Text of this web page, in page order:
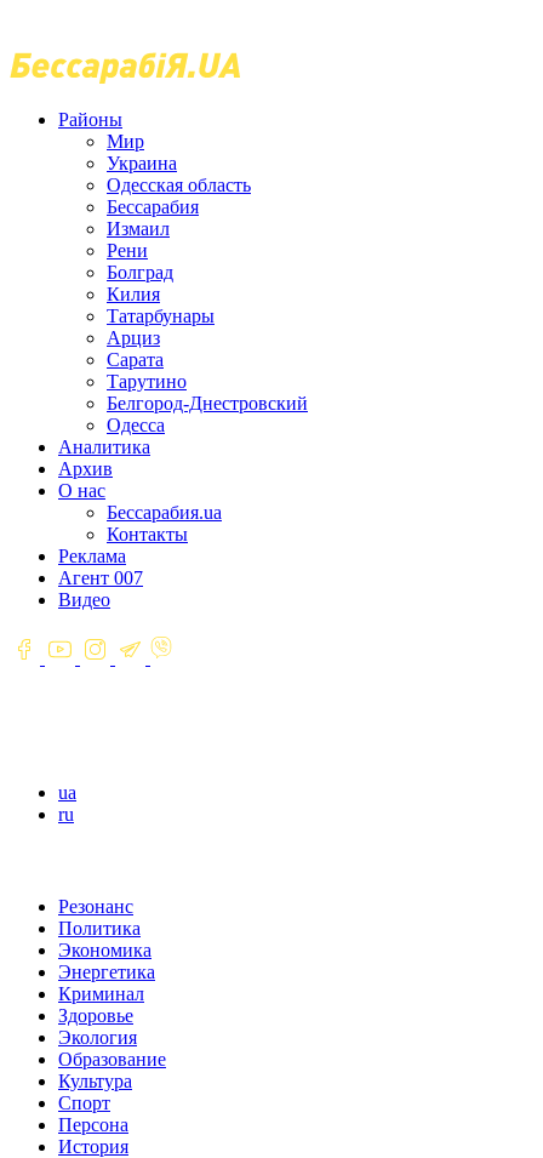
Районы
Мир
Украина
Одесская область
Бессарабия
Измаил
Рени
Болград
Килия
Татарбунары
Арциз
Сарата
Тарутино
Белгород-Днестровский
Одесса
Аналитика
Архив
О нас
Бессарабия.ua
Контакты
Реклама
Агент 007
Видео
ua
ru
Резонанс
Политика
Экономика
Энергетика
Криминал
Здоровье
Экология
Образование
Культура
Спорт
Персона
История